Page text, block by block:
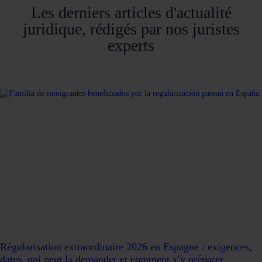
Les derniers articles d'actualité
juridique, rédigés par nos juristes
experts
Régularisation extraordinaire 2026 en Espagne : exigences,
dates, qui peut la demander et comment s’y préparer